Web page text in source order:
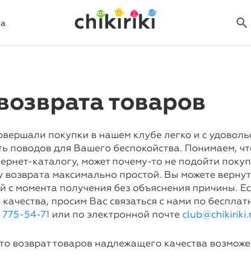
search search
товаров
покупки в нашем клубе легко и с
поводов для Вашего беспокойства. Понимаем,
каталогу, может почему-то не подойти
максимально простой. Вы можете
с момента получения без объяснения причины.
просим Вас связаться с нами по
54-71 или по электронной почте
возврат товаров надлежащего качества